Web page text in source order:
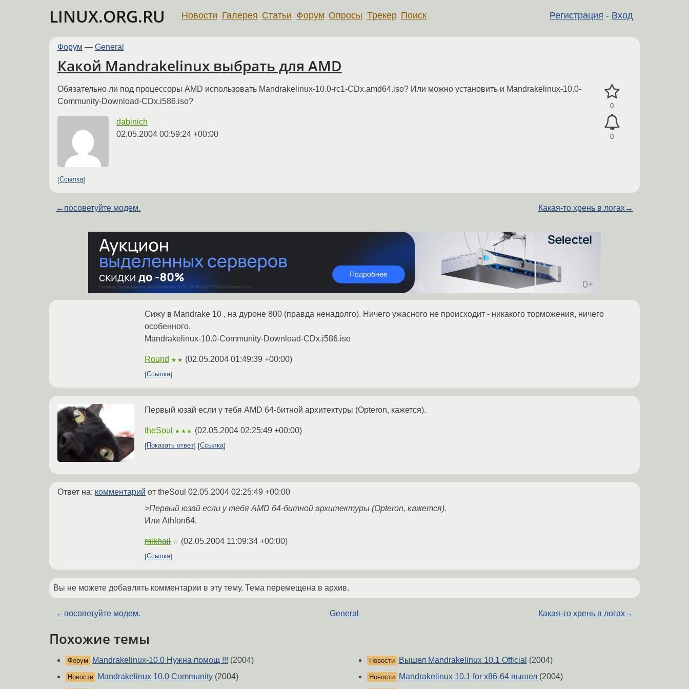
LINUX.ORG.RU Регистрация - Вход
Новости Галерея Статьи Форум Опросы Трекер Поиск
Форум — General
Какой Mandrakelinux выбрать для AMD
0
0
Обязательно ли под процессоры AMD использовать Mandrakelinux-10.0-rc1-CDx.amd64.iso? Или можно установить и Mandrakelinux-10.0-
Community-Download-CDx.i586.iso?
dabinich
02.05.2004 00:59:24 +00:00
Ссылка
← посоветуйте модем. Какая-то хрень в логах→
Сижу в Mandrake 10 , на дуроне 800 (правда ненадолго). Ничего ужасного не происходит - никакого торможения, ничего
особенного.
Mandrakelinux-10.0-Community-Download-CDx.i586.iso
Round ★★ (02.05.2004 01:49:39 +00:00)
Ссылка
Первый юзай если у тебя AMD 64-битной архитектуры (Opteron, кажется).
theSoul ★★★ (02.05.2004 02:25:49 +00:00)
Показать ответ Ссылка
Ответ на: комментарий от theSoul 02.05.2004 02:25:49 +00:00
>Первый юзай если у тебя AMD 64-битной архитектуры (Opteron, кажется).
Или Athlon64.
mikhail ☆ (02.05.2004 11:09:34 +00:00)
Ссылка
Вы не можете добавлять комментарии в эту тему. Тема перемещена в архив.
← посоветуйте модем. General Какая-то хрень в логах→
Похожие темы
Форум Mandrakelinux-10.0 Нужна помощ !!! (2004)
Новости Mandrakelinux 10.0 Community (2004)
Новости Вышел Mandrakelinux 10.1 Official (2004)
Новости Mandrakelinux 10.1 for x86-64 вышел(2004)